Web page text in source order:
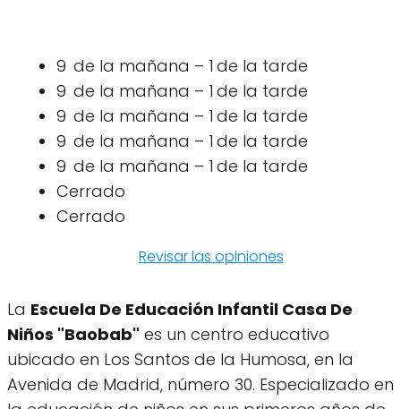
9 de la mañana – 1 de la tarde
9 de la mañana – 1 de la tarde
9 de la mañana – 1 de la tarde
9 de la mañana – 1 de la tarde
9 de la mañana – 1 de la tarde
Cerrado
Cerrado
Revisar las opiniones
La Escuela De Educación Infantil Casa De
Niños "Baobab" es un centro educativo
ubicado en Los Santos de la Humosa, en la
Avenida de Madrid, número 30. Especializado en